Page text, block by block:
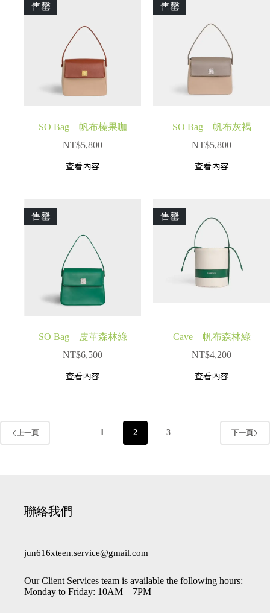
售罄
SO Bag – 帆布榛果咖
NT$5,800
查看內容
售罄
SO Bag – 帆布灰褐
NT$5,800
查看內容
售罄
SO Bag – 皮革森林綠
NT$6,500
查看內容
售罄
Cave – 帆布森林綠
NT$4,200
查看內容
上一頁 1 2 3 下一頁
聯絡我們
jun616xteen.service@gmail.com
Our Client Services team is available the following hours:
Monday to Friday: 10AM – 7PM